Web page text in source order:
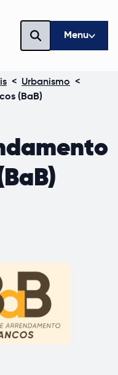
Menu
< Urbanismo <
(BaB)